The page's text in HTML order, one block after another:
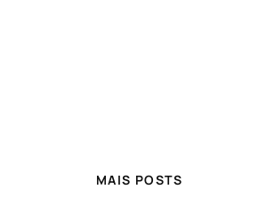
MAIS POSTS